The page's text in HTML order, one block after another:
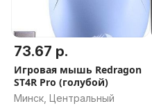
73.67 р.
Игровая мышь Redragon
ST4R Pro (голубой)
Минск, Центральный